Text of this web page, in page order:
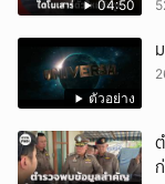
04:50
ตัวอย่าง